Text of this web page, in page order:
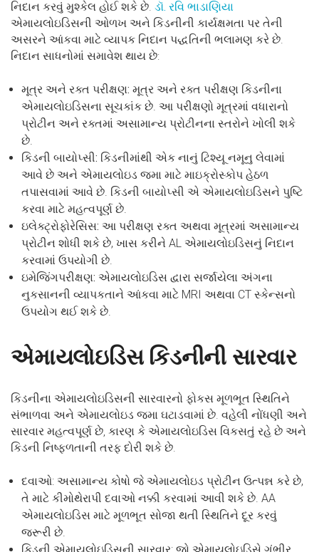
નિદાન કરવું મુશ્કેલ હોઈ શકે છે. ડૉ. રવિ ભાડાણિયા
એમાયલોઇડિસની ઓળખ અને કિડનીની કાર્યક્ષમતા પર તેની
અસરને આંકવા માટે વ્યાપક નિદાન પદ્ધતિની ભલામણ કરે છે.
નિદાન સાધનોમાં સમાવેશ થાય છે:
મૂત્ર અને રક્ત પરીક્ષણ: મૂત્ર અને રક્ત પરીક્ષણ કિડનીના
એમાયલોઇડિસના સૂચકાંક છે. આ પરીક્ષણો મૂત્રમાં વધારાનો
પ્રોટીન અને રક્તમાં અસામાન્ય પ્રોટીનના સ્તરોને ખોલી શકે
છે.
કિડની બાયોપ્સી: કિડનીમાંથી એક નાનું ટિશ્યૂ નમૂનુ લેવામાં
આવે છે અને એમાયલોઇડ જમા માટે માઇક્રોસ્કોપ હેઠળ
તપાસવામાં આવે છે. કિડની બાયોપ્સી એ એમાયલોઇડિસને પુષ્ટિ
કરવા માટે મહત્વપૂર્ણ છે.
ઇલેક્ટ્રોફોરેસિસ: આ પરીક્ષણ રક્ત અથવા મૂત્રમાં અસામાન્ય
પ્રોટીન શોધી શકે છે, ખાસ કરીને AL એમાયલોઇડિસનું નિદાન
કરવામાં ઉપયોગી છે.
ઇમેજિંગપરીક્ષણ: એમાયલોઇડિસ દ્વારા સર્જાયેલા અંગના
નુકસાનની વ્યાપકતાને આંકવા માટે MRI અથવા CT સ્કેન્સનો
ઉપયોગ થઈ શકે છે.
એમાયલોઇડિસ કિડનીની સારવાર
કિડનીના એમાયલોઇડિસની સારવારનો ફોકસ મૂળભૂત સ્થિતિને
સંભાળવા અને એમાયલોઇડ જમા ઘટાડવામાં છે. વહેલી નોંધણી અને
સારવાર મહત્વપૂર્ણ છે, કારણ કે એમાયલોઇડિસ વિકસતું રહે છે અને
કિડની નિષ્ફળતાની તરફ દોરી શકે છે.
દવાઓ: અસામાન્ય કોષો જે એમાયલોઇડ પ્રોટીન ઉત્પન્ન કરે છે,
તે માટે કીમોથેરાપી દવાઓ નક્કી કરવામાં આવી શકે છે. AA
એમાયલોઇડિસ માટે મૂળભૂત સોજા થતી સ્થિતિને દૂર કરવું
જરૂરી છે.